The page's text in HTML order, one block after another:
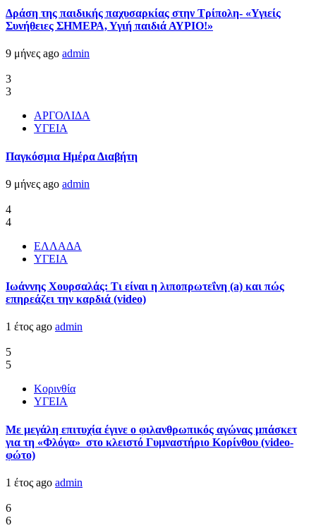
Δράση της παιδικής παχυσαρκίας στην Τρίπολη- «Υγιείς
Συνήθειες ΣΗΜΕΡΑ, Υγιή παιδιά ΑΥΡΙΟ!»
9 μήνες ago admin
3
3
ΑΡΓΟΛΙΔΑ
ΥΓΕΙΑ
Παγκόσμια Ημέρα Διαβήτη
9 μήνες ago admin
4
4
ΕΛΛΑΔΑ
ΥΓΕΙΑ
Ιωάννης Χουρσαλάς: Τι είναι η λιποπρωτεΐνη (a) και πώς
επηρεάζει την καρδιά (video)
1 έτος ago admin
5
5
Κορινθία
ΥΓΕΙΑ
Με μεγάλη επιτυχία έγινε ο φιλανθρωπικός αγώνας μπάσκετ
για τη «Φλόγα» στο κλειστό Γυμναστήριο Κορίνθου (video-
φώτο)
1 έτος ago admin
6
6